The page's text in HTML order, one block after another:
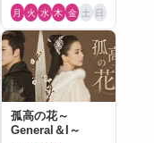
月 火 水 木 金 土 日
孤高の花～
General＆I～